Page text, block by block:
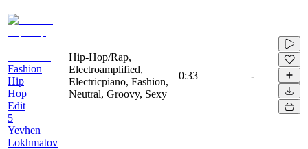
Fashion
Hip
Hop
Edit
5
Yevhen
Lokhmatov
Hip-Hop/Rap,
Electroamplified,
Electricpiano, Fashion,
Neutral, Groovy, Sexy
0:33 -